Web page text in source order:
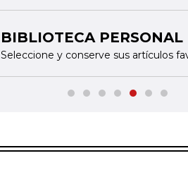
BIBLIOTECA PERSONAL
Seleccione y conserve sus artículos